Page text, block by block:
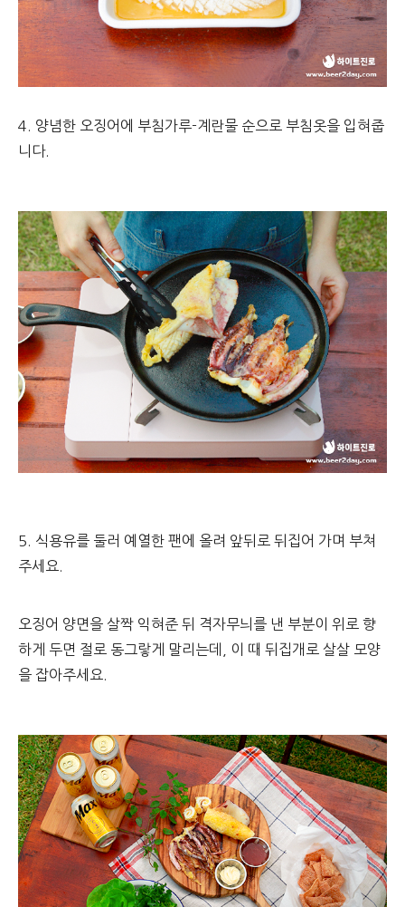
4. 양념한 오징어에 부침가루-계란물 순으로 부침옷을 입혀줍
니다.
5. 식용유를 둘러 예열한 팬에 올려 앞뒤로 뒤집어 가며 부쳐
주세요.
오징어 양면을 살짝 익혀준 뒤 격자무늬를 낸 부분이 위로 향
하게 두면 절로 동그랗게 말리는데, 이 때 뒤집개로 살살 모양
을 잡아주세요.